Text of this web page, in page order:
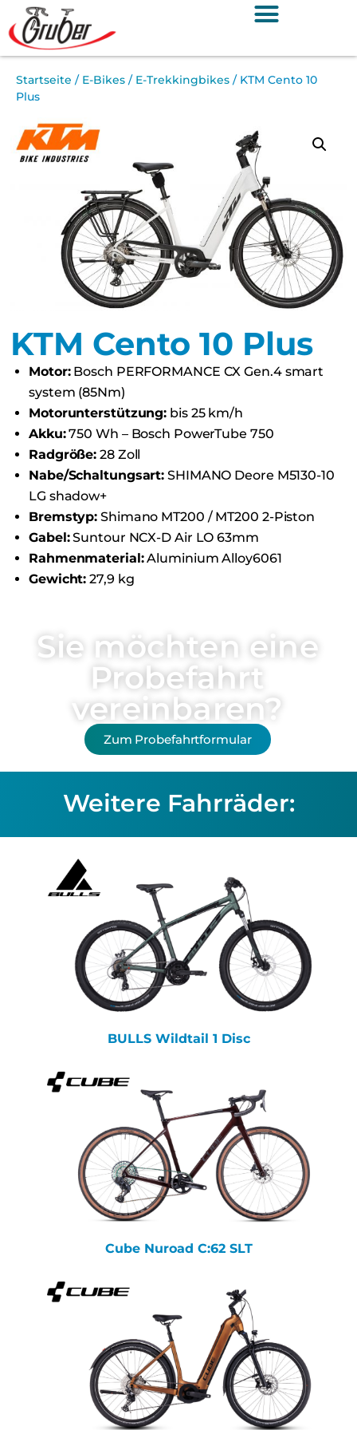
Startseite / E-Bikes / E-Trekkingbikes / KTM Cento 10
Plus
KTM Cento 10 Plus
Motor:Bosch PERFORMANCE CX Gen.4 smart
system (85Nm)
Motorunterstützung: bis 25 km/h
Akku:750 Wh – Bosch PowerTube 750
Radgröße: 28 Zoll
Nabe/Schaltungsart: SHIMANO Deore M5130-10
LG shadow+
Bremstyp: Shimano MT200 / MT200 2-Piston
Gabel:Suntour NCX-D Air LO 63mm
Rahmenmaterial:Aluminium Alloy6061
Gewicht: 27,9 kg
Sie möchten eine
Probefahrt
vereinbaren?
Zum Probefahrtformular
Weitere Fahrräder:
BULLS Wildtail 1 Disc
Cube Nuroad C:62 SLT